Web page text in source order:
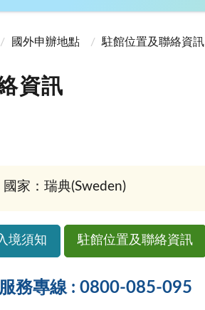
國外申辦地點 駐館位置及聯絡資訊
資訊
國家：瑞典(Sweden)
境須知 駐館位置及聯絡資訊
務專線 : 0800-085-095